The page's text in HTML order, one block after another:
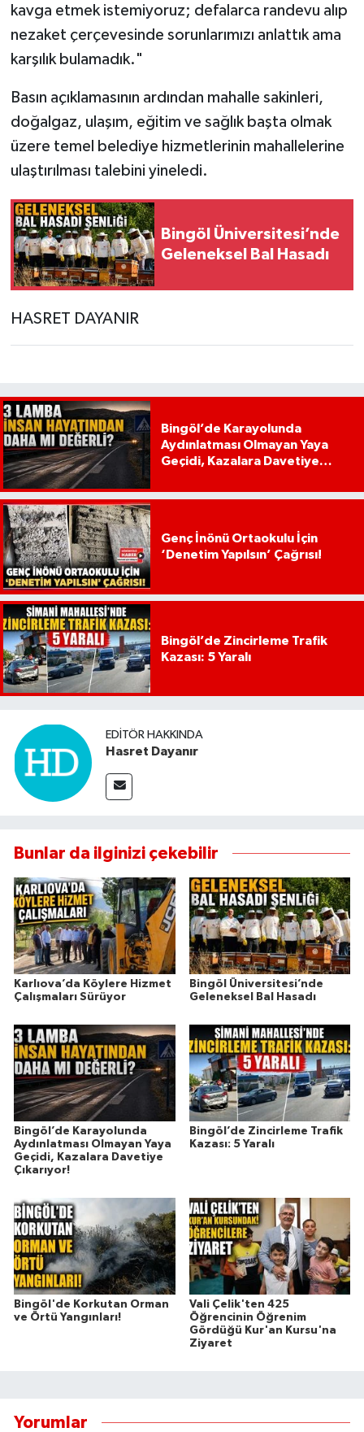
kavga etmek istemiyoruz; defalarca randevu alıp
nezaket çerçevesinde sorunlarımızı anlattık ama
karşılık bulamadık."
Basın açıklamasının ardından mahalle sakinleri,
doğalgaz, ulaşım, eğitim ve sağlık başta olmak
üzere temel belediye hizmetlerinin mahallelerine
ulaştırılması talebini yineledi.
Bingöl Üniversitesi’nde
Geleneksel Bal Hasadı
HASRET DAYANIR
Bingöl’de Karayolunda
Aydınlatması Olmayan Yaya
Geçidi, Kazalara Davetiye
Genç İnönü Ortaokulu İçin
‘Denetim Yapılsın’ Çağrısı!
Bingöl’de Zincirleme Trafik
Kazası: 5 Yaralı
EDITÖR HAKKINDA
Hasret Dayanır
Bunlar da ilginizi çekebilir
Karlıova’da Köylere Hizmet
Çalışmaları Sürüyor
Bingöl Üniversitesi’nde
Geleneksel Bal Hasadı
Bingöl’de Karayolunda
Aydınlatması Olmayan Yaya
Geçidi, Kazalara Davetiye
Çıkarıyor!
Bingöl’de Zincirleme Trafik
Kazası: 5 Yaralı
Bingöl'de Korkutan Orman
ve Örtü Yangınları!
Vali Çelik'ten 425
Öğrencinin Öğrenim
Gördüğü Kur'an Kursu'na
Ziyaret
Yorumlar